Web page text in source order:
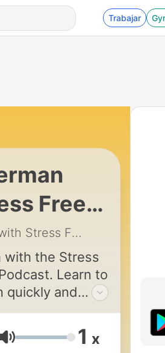
Trabajar
Free
Learn German with Stress Free German
with the Stress
Learn to
quickly and
language
such as
and
Volumen 1 x